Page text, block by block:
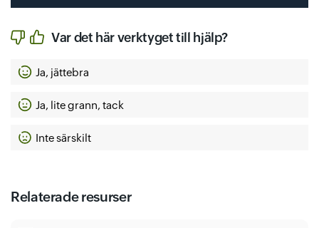
Machine Learning
Var det här verktyget till hjälp?
Ja, jättebra
Ja, lite grann, tack
Inte särskilt
Relaterade resurser